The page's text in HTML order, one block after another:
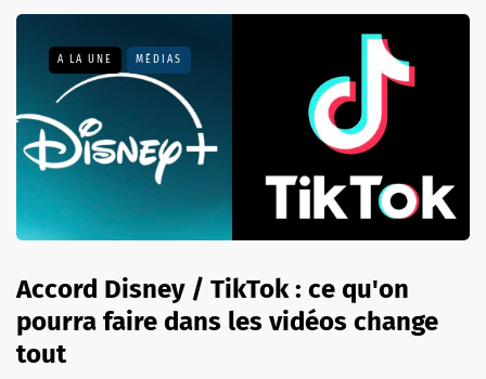
A LA UNE MÉDIAS
Accord Disney / TikTok : ce qu'on
pourra faire dans les vidéos change
tout